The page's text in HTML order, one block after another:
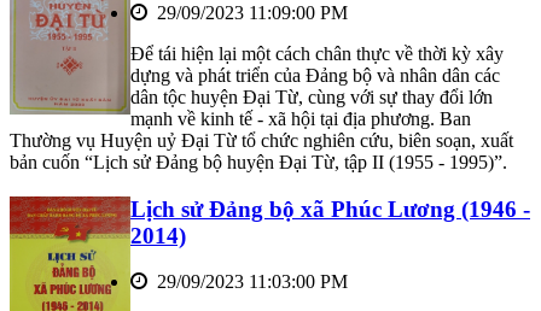
29/09/2023 11:09:00 PM
Để tái hiện lại một cách chân thực về thời kỳ xây
dựng và phát triển của Đảng bộ và nhân dân các
dân tộc huyện Đại Từ, cùng với sự thay đổi lớn
mạnh về kinh tế - xã hội tại địa phương. Ban
Thường vụ Huyện uỷ Đại Từ tổ chức nghiên cứu, biên soạn, xuất
bản cuốn “Lịch sử Đảng bộ huyện Đại Từ, tập II (1955 - 1995)”.
Lịch sử Đảng bộ xã Phúc Lương (1946 -
2014)
29/09/2023 11:03:00 PM